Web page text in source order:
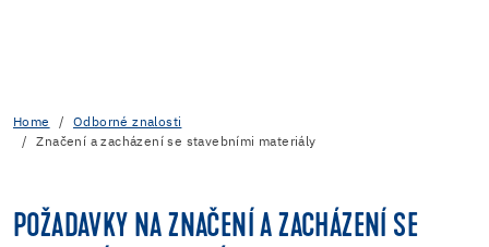
Home
Odborné znalosti
Značení a zacházení se stavebními materiály
POŽADAVKY NA ZNAČENÍ A ZACHÁZENÍ SE